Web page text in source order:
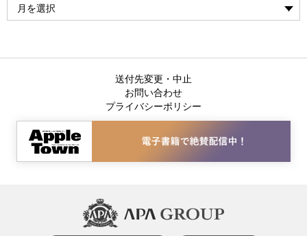
送付先変更・中止
お問い合わせ
プライバシーポリシー